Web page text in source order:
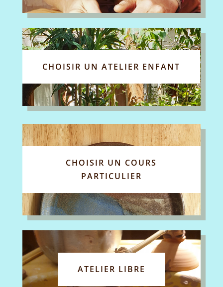
CHOISIR UN ATELIER ENFANT
CHOISIR UN COURS
PARTICULIER
ATELIER LIBRE